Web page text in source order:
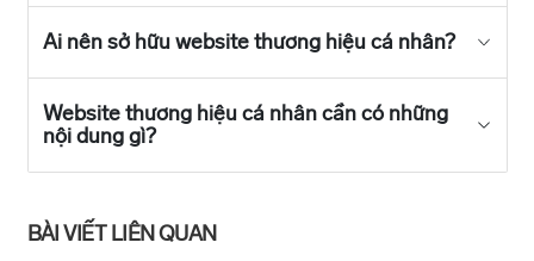
Ai nên sở hữu website thương hiệu cá nhân?
Website thương hiệu cá nhân cần có những
nội dung gì?
BÀI VIẾT LIÊN QUAN